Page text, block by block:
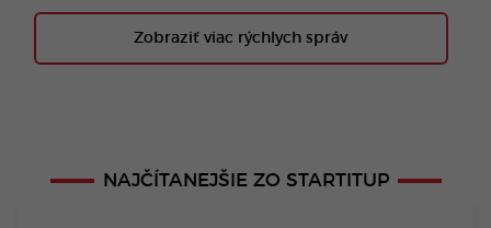
Zobraziť viac rýchlych správ
NAJČÍTANEJŠIE ZO STARTITUP